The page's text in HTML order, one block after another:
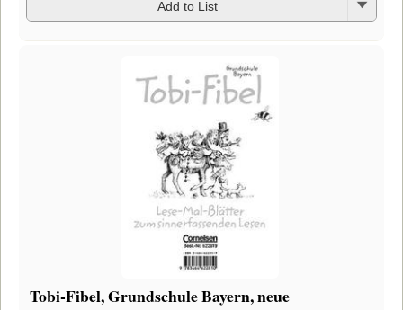
Add to List
Tobi-Fibel, Grundschule Bayern, neue